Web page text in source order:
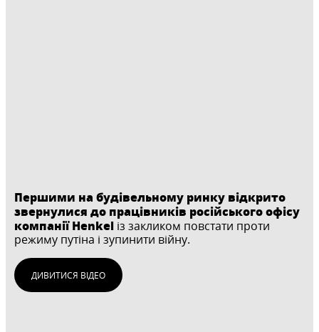
Першими на будівельному ринку відкрито
звернулися до працівників російського офісу
компанії Henkel із закликом повстати проти
режиму путіна і зупинити війну.
ДИВИТИСЯ ВІДЕО